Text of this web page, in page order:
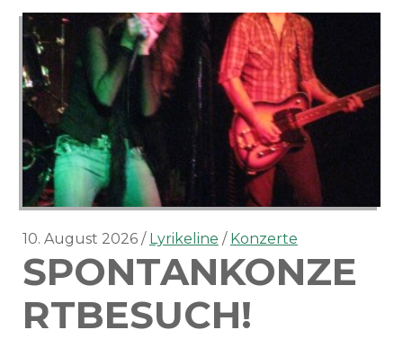
Across
the
Sea
10. August 2026 Lyrikeline Konzerte
SPONTANKONZE
RTBESUCH!